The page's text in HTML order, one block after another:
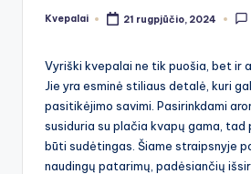
Posted
Kvepalai 21 rugpjūčio, 2024
Vyriški kvepalai ne tik puošia, bet ir
Jie yra esminė stiliaus detalė, kuri
pasitikėjimo savimi. Pasirinkdami
susiduria su plačia kvapų gama, tad
būti sudėtingas. Šiame straipsnyje
naudingų patarimų, padėsiančių